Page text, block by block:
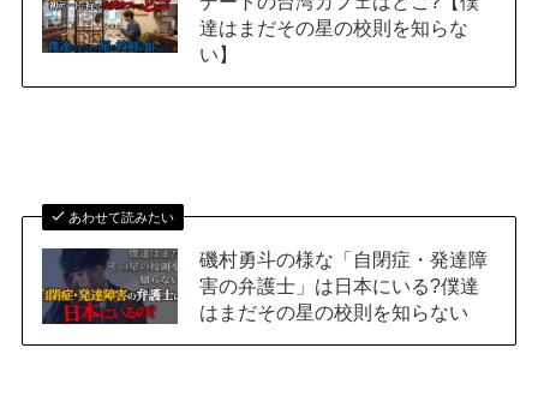
達はまだその星の校則を知らな
い】
あわせて読みたい
磯村勇斗の様な「自閉症・発達障
害の弁護士」は日本にいる?僕達
はまだその星の校則を知らない